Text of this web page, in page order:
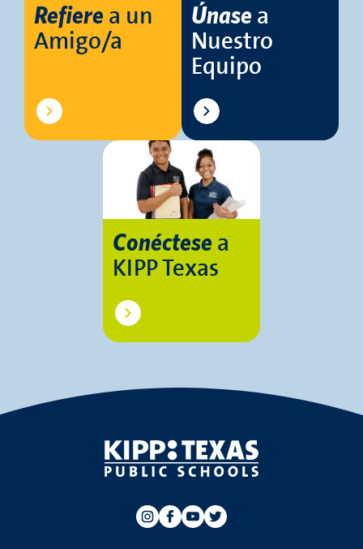
Refiere a un
Amigo/a
Únase a
Nuestro
Equipo
Conéctese a
KIPP Texas